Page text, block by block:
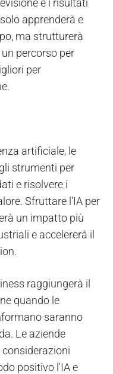
apprenderà e
ma strutturerà
percorso per
per
artificiale, le
strumenti per
e risolvere i
Sfruttare l'IA per
un impatto più
e accelererà il
raggiungerà il
quando le
saranno
Le aziende
positivo l'IA e